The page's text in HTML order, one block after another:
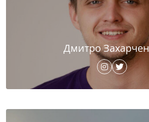
Дмитро